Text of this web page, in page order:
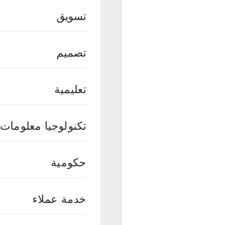
تسويق
تصميم
تعليمية
تكنولوجيا معلومات
حكومية
خدمة عملاء